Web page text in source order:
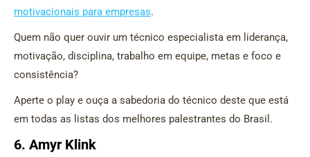
motivacionais para empresas.
Quem não quer ouvir um técnico especialista em liderança,
motivação, disciplina, trabalho em equipe, metas e foco e
consistência?
Aperte o play e ouça a sabedoria do técnico deste que está
em todas as listas dos melhores palestrantes do Brasil.
6. Amyr Klink